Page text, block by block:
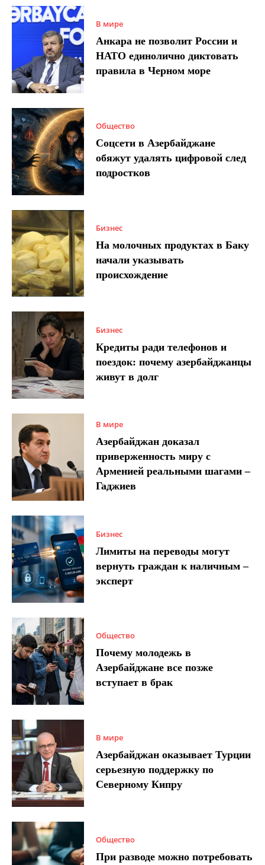
В мире
Анкара не позволит России и
НАТО единолично диктовать
правила в Черном море
Общество
Соцсети в Азербайджане
обяжут удалять цифровой след
подростков
Бизнес
На молочных продуктах в Баку
начали указывать
происхождение
Бизнес
Кредиты ради телефонов и
поездок: почему азербайджанцы
живут в долг
В мире
Азербайджан доказал
приверженность миру с
Арменией реальными шагами –
Гаджиев
Бизнес
Лимиты на переводы могут
вернуть граждан к наличным –
эксперт
Общество
Почему молодежь в
Азербайджане все позже
вступает в брак
В мире
Азербайджан оказывает Турции
серьезную поддержку по
Северному Кипру
Общество
При разводе можно потребовать